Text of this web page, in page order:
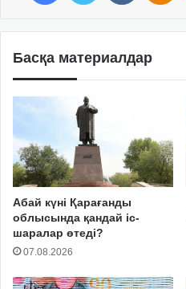
Басқа материалдар
Абай күні Қарағанды
облысында қандай іс-
шаралар өтеді?
07.08.2026